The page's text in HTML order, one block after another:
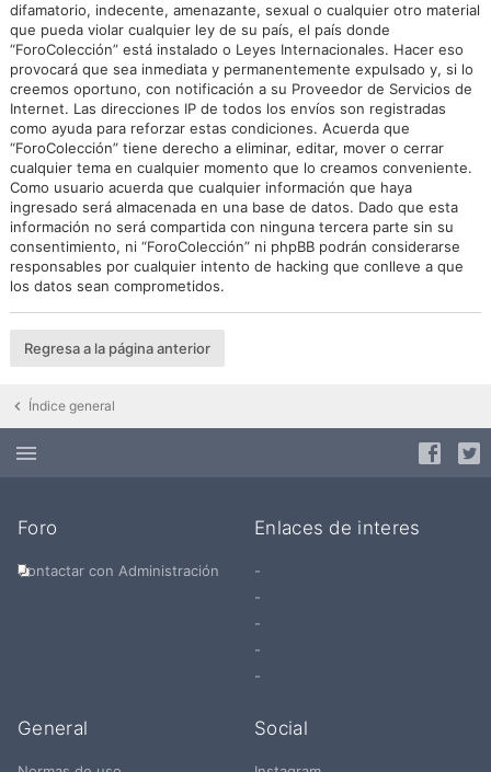
difamatorio, indecente, amenazante, sexual o cualquier otro material
que pueda violar cualquier ley de su país, el país donde
“ForoColección” está instalado o Leyes Internacionales. Hacer eso
provocará que sea inmediata y permanentemente expulsado y, si lo
creemos oportuno, con notificación a su Proveedor de Servicios de
Internet. Las direcciones IP de todos los envíos son registradas
como ayuda para reforzar estas condiciones. Acuerda que
“ForoColección” tiene derecho a eliminar, editar, mover o cerrar
cualquier tema en cualquier momento que lo creamos conveniente.
Como usuario acuerda que cualquier información que haya
ingresado será almacenada en una base de datos. Dado que esta
información no será compartida con ninguna tercera parte sin su
consentimiento, ni “ForoColección” ni phpBB podrán considerarse
responsables por cualquier intento de hacking que conlleve a que
los datos sean comprometidos.
Regresa a la página anterior
Índice general
Foro
Contactar con Administración
Enlaces de interes
-
-
-
-
-
General Social